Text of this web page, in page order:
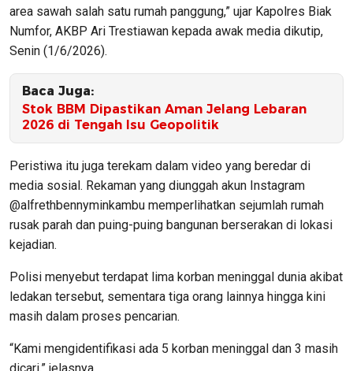
area sawah salah satu rumah panggung,” ujar Kapolres Biak
Numfor, AKBP Ari Trestiawan kepada awak media dikutip,
Senin (1/6/2026).
Baca Juga:
Stok BBM Dipastikan Aman Jelang Lebaran
2026 di Tengah Isu Geopolitik
Peristiwa itu juga terekam dalam video yang beredar di
media sosial. Rekaman yang diunggah akun Instagram
@alfrethbennyminkambu memperlihatkan sejumlah rumah
rusak parah dan puing-puing bangunan berserakan di lokasi
kejadian.
Polisi menyebut terdapat lima korban meninggal dunia akibat
ledakan tersebut, sementara tiga orang lainnya hingga kini
masih dalam proses pencarian.
“Kami mengidentifikasi ada 5 korban meninggal dan 3 masih